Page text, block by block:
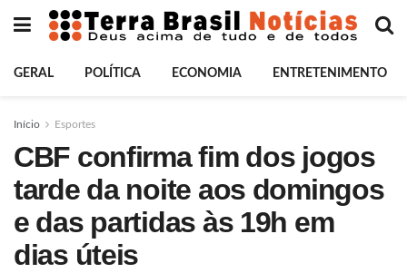
GERAL POLÍTICA ECONOMIA ENTRETENIMENTO
Início Esportes
CBF confirma fim dos jogos
tarde da noite aos domingos
e das partidas às 19h em
dias úteis